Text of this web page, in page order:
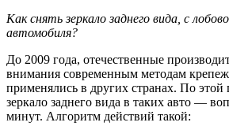
Как снять зеркало заднего вида, с
автомобиля?
До 2009 года, отечественные
внимания современным методам
применялись в других странах. По этой
зеркало заднего вида в таких авто —
минут. Алгоритм действий такой: